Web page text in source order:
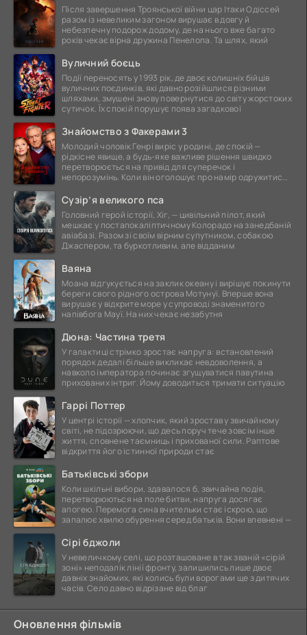
Після завершення Троянської війни цар Ітаки Одіссей
разом із невеликим загоном вирушає в довгу й
небезпечну подорож додому, де на нього вже багато
років чекає вірна дружина Пенелопа. Та шлях, який
Вуличний боєць
Події переносять у 1993 рік, де двоє колишніх бійців
вуличних поєдинків, які давно розійшлися різними
шляхами, змушені знову повернутися до світу жорстоких
сутичок. Їх спокій порушує поява загадкової
Знайомство з Факерами 3
Молодий чоловік Генрі виріс у родині, де спокій —
рідкісне явище, а будь-яке важливе рішення швидко
перетворюється на привід для суперечок і
непорозумінь. Коли він оголошує про намір одружитися,
Сузір’я великого пса
Головний герой історії, Хіг, — цивільний пілот, який
мешкає у постапокаліптичному Колорадо на занедбаній
авіабазі. Разом зі своїм вірним супутником, собакою
Джаспером, та буркотливим, але відданим
Ваяна
Моана відгукується на заклик океану і вирішує покинути
береги свого рідного острова Мотунуї. Вперше вона
вирушає у відкрите море у супроводі знаменитого
напівбога Мауї. На них чекає незабутня
Дюна: Частина третя
У галактиці стрімко зростає напруга: встановлений
порядок дедалі більше викликає невдоволення, а
навколо імператора починає згущуватися павутина
прихованих інтриг. Йому доводиться тримати ситуацію
Гаррі Поттер
У центрі історії — хлопчик, який зростав у звичайному
світі, не підозрюючи, що десь поруч тече зовсім інше
життя, сповнене таємниць і прихованої сили. Раптове
відкриття його істинної природи стає
Батьківські збори
Коли шкільні вибори, здавалося б, звичайна подія,
перетворюються на поле битви, напруга досягає
апогею. Перемога сина вчительки стає іскрою, що
запалює хвилю обурення серед батьків. Вони впевнені —
Сірі бджоли
У невеличкому селі, що розташоване в так званій «сірій
зоні» неподалік лінії фронту, залишились лише двоє
давніх знайомих, які колись були ворогами ще з дитячих
часів. Село давно відрізане від благ
Оновлення фільмів